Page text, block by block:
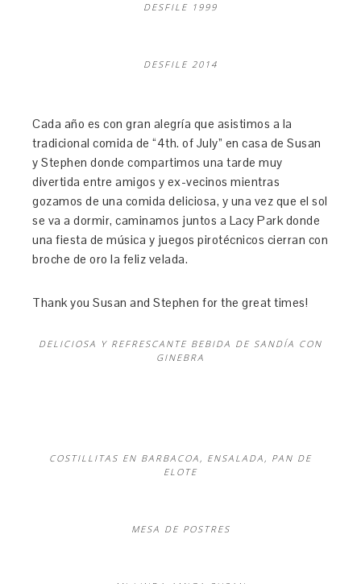
DESFILE 1999
DESFILE 2014
Cada año es con gran alegría que asistimos a la
tradicional comida de “4th. of July” en casa de Susan
y Stephen donde compartimos una tarde muy
divertida entre amigos y ex-vecinos mientras
gozamos de una comida deliciosa, y una vez que el sol
se va a dormir, caminamos juntos a Lacy Park donde
una fiesta de música y juegos pirotécnicos cierran con
broche de oro la feliz velada.
Thank you Susan and Stephen for the great times!
DELICIOSA Y REFRESCANTE BEBIDA DE SANDÍA CON
GINEBRA
COSTILLITAS EN BARBACOA, ENSALADA, PAN DE
ELOTE
MESA DE POSTRES